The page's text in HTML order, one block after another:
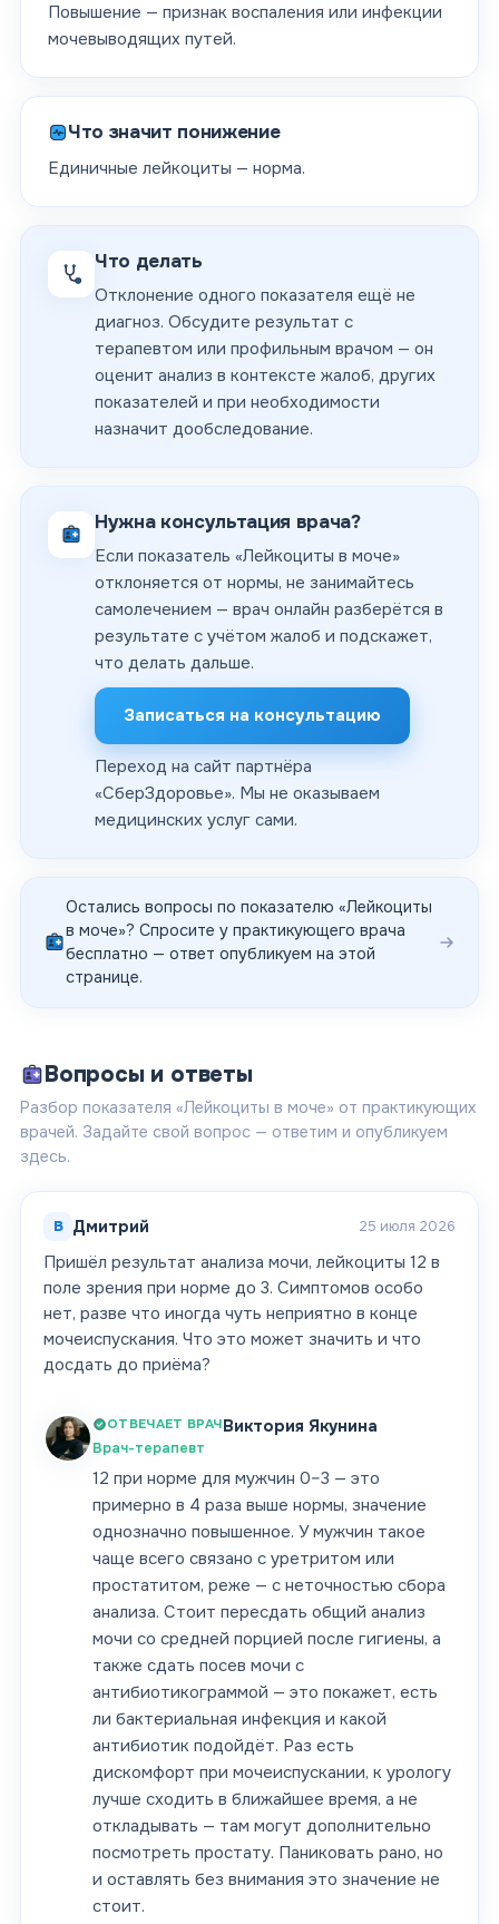
Повышение — признак воспаления или инфекции
мочевыводящих путей.
Что значит понижение
Единичные лейкоциты — норма.
Что делать
Отклонение одного показателя ещё не
диагноз. Обсудите результат с
терапевтом или профильным врачом — он
оценит анализ в контексте жалоб, других
показателей и при необходимости
назначит дообследование.
Нужна консультация врача?
Если показатель «Лейкоциты в моче»
отклоняется от нормы, не занимайтесь
самолечением — врач онлайн разберётся в
результате с учётом жалоб и подскажет,
что делать дальше.
Записаться на консультацию
Переход на сайт партнёра
«СберЗдоровье». Мы не оказываем
медицинских услуг сами.
Остались вопросы по показателю «Лейкоциты
в моче»? Спросите у практикующего врача
бесплатно — ответ опубликуем на этой
странице.
Вопросы и ответы
Разбор показателя «Лейкоциты в моче» от практикующих
врачей. Задайте свой вопрос — ответим и опубликуем
здесь.
В Дмитрий 25 июля 2026
Пришёл результат анализа мочи, лейкоциты 12 в
поле зрения при норме до 3. Симптомов особо
нет, разве что иногда чуть неприятно в конце
мочеиспускания. Что это может значить и что
досдать до приёма?
ОТВЕЧАЕТ ВРАЧВиктория Якунина
Врач-терапевт
12 при норме для мужчин 0–3 — это
примерно в 4 раза выше нормы, значение
однозначно повышенное. У мужчин такое
чаще всего связано с уретритом или
простатитом, реже — с неточностью сбора
анализа. Стоит пересдать общий анализ
мочи со средней порцией после гигиены, а
также сдать посев мочи с
антибиотикограммой — это покажет, есть
ли бактериальная инфекция и какой
антибиотик подойдёт. Раз есть
дискомфорт при мочеиспускании, к урологу
лучше сходить в ближайшее время, а не
откладывать — там могут дополнительно
посмотреть простату. Паниковать рано, но
и оставлять без внимания это значение не
стоит.